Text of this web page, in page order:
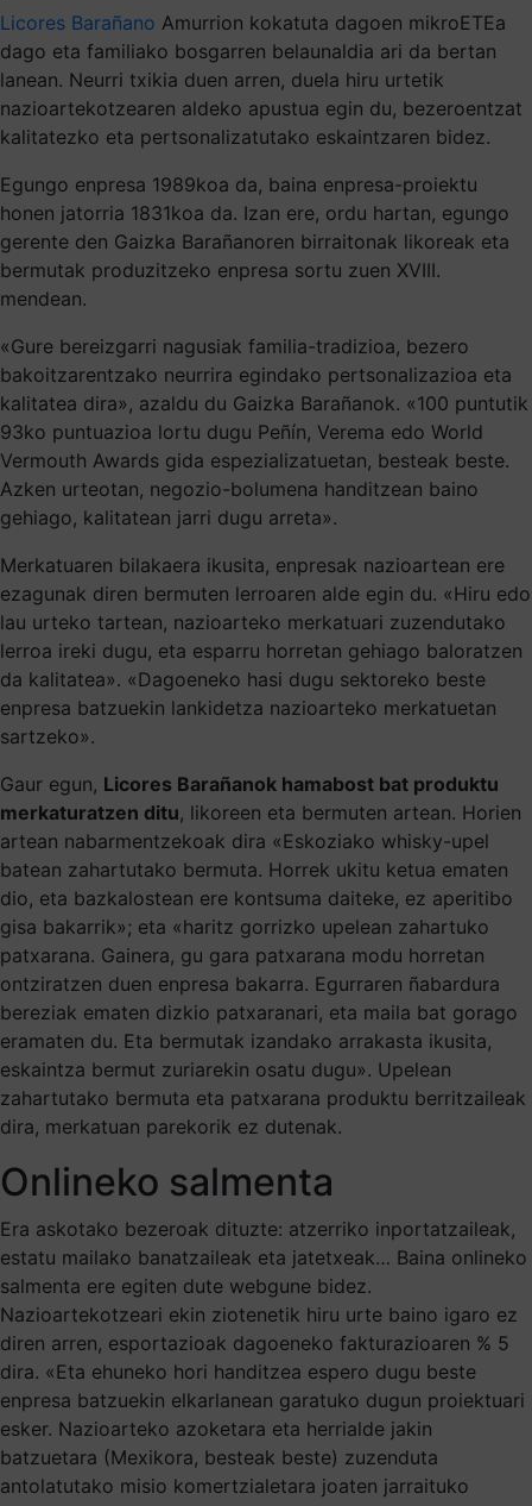
Licores Barañano Amurrion kokatuta dagoen mikroETEa
dago eta familiako bosgarren belaunaldia ari da bertan
lanean. Neurri txikia duen arren, duela hiru urtetik
nazioartekotzearen aldeko apustua egin du, bezeroentzat
kalitatezko eta pertsonalizatutako eskaintzaren bidez.
Egungo enpresa 1989koa da, baina enpresa-proiektu
honen jatorria 1831koa da. Izan ere, ordu hartan, egungo
gerente den Gaizka Barañanoren birraitonak likoreak eta
bermutak produzitzeko enpresa sortu zuen XVIII.
mendean.
«Gure bereizgarri nagusiak familia-tradizioa, bezero
bakoitzarentzako neurrira egindako pertsonalizazioa eta
kalitatea dira», azaldu du Gaizka Barañanok. «100 puntutik
93ko puntuazioa lortu dugu Peñín, Verema edo World
Vermouth Awards gida espezializatuetan, besteak beste.
Azken urteotan, negozio-bolumena handitzean baino
gehiago, kalitatean jarri dugu arreta».
Merkatuaren bilakaera ikusita, enpresak nazioartean ere
ezagunak diren bermuten lerroaren alde egin du. «Hiru edo
lau urteko tartean, nazioarteko merkatuari zuzendutako
lerroa ireki dugu, eta esparru horretan gehiago baloratzen
da kalitatea». «Dagoeneko hasi dugu sektoreko beste
enpresa batzuekin lankidetza nazioarteko merkatuetan
sartzeko».
Gaur egun, Licores Barañanok hamabost bat produktu
merkaturatzen ditu, likoreen eta bermuten artean. Horien
artean nabarmentzekoak dira «Eskoziako whisky-upel
batean zahartutako bermuta. Horrek ukitu ketua ematen
dio, eta bazkalostean ere kontsuma daiteke, ez aperitibo
gisa bakarrik»; eta «haritz gorrizko upelean zahartuko
patxarana. Gainera, gu gara patxarana modu horretan
ontziratzen duen enpresa bakarra. Egurraren ñabardura
bereziak ematen dizkio patxaranari, eta maila bat gorago
eramaten du. Eta bermutak izandako arrakasta ikusita,
eskaintza bermut zuriarekin osatu dugu». Upelean
zahartutako bermuta eta patxarana produktu berritzaileak
dira, merkatuan parekorik ez dutenak.
Onlineko salmenta
Era askotako bezeroak dituzte: atzerriko inportatzaileak,
estatu mailako banatzaileak eta jatetxeak… Baina onlineko
salmenta ere egiten dute webgune bidez.
Nazioartekotzeari ekin ziotenetik hiru urte baino igaro ez
diren arren, esportazioak dagoeneko fakturazioaren % 5
dira. «Eta ehuneko hori handitzea espero dugu beste
enpresa batzuekin elkarlanean garatuko dugun proiektuari
esker. Nazioarteko azoketara eta herrialde jakin
batzuetara (Mexikora, besteak beste) zuzenduta
antolatutako misio komertzialetara joaten jarraituko